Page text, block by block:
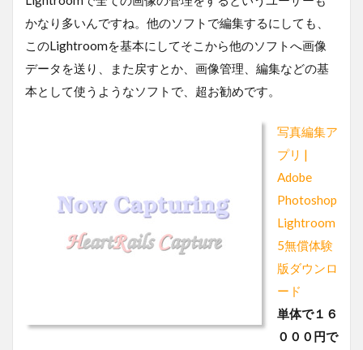
かなり多いんですね。他のソフトで編集するにしても、
このLightroomを基本にしてそこから他のソフトへ画像
データを送り、また戻すとか、画像管理、編集などの基
本として使うようなソフトで、超お勧めです。
写真編集ア
プリ |
Adobe
Photoshop
Lightroom
5無償体験
版ダウンロ
ード
単体で１６
０００円で